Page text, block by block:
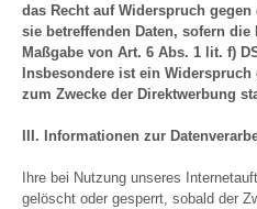
das Recht auf Widerspruch
sie betreffenden Daten, sofern
Maßgabe von Art. 6 Abs. 1 lit. f)
Insbesondere ist ein Widerspruch
zum Zwecke der Direktwerbung
III. Informationen zur
Ihre bei Nutzung unseres
gelöscht oder gesperrt, sobald der